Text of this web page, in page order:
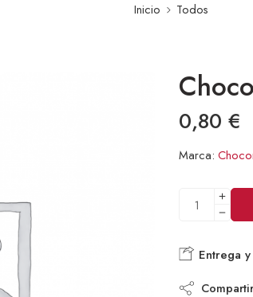
Inicio Todos
0,80 €
Marca:
Alternative:
Entrega
Compartir